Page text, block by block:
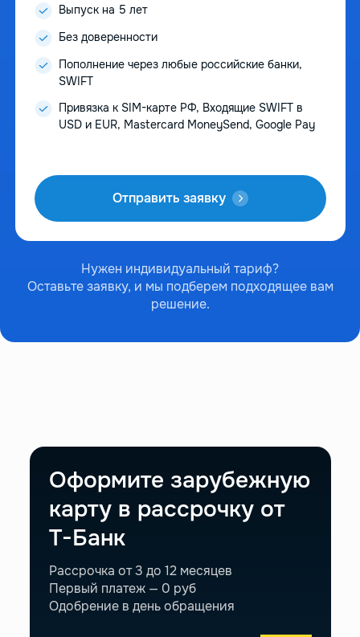
Выпуск на 5 лет
Без доверенности
Пополнение через любые российские банки,
SWIFT
Привязка к SIM-карте РФ, Входящие SWIFT в
USD и EUR, Mastercard MoneySend, Google Pay
Отправить заявку
Нужен индивидуальный тариф?
Оставьте заявку, и мы подберем подходящее вам
решение.
Оформите зарубежную
карту в рассрочку от
Т-Банк
Рассрочка от 3 до 12 месяцев
Первый платеж — 0 руб
Одобрение в день обращения